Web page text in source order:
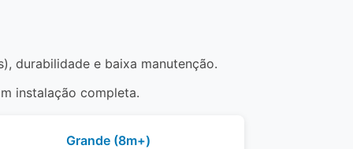
durabilidade e baixa manutenção.
instalação completa.
Grande (8m+)